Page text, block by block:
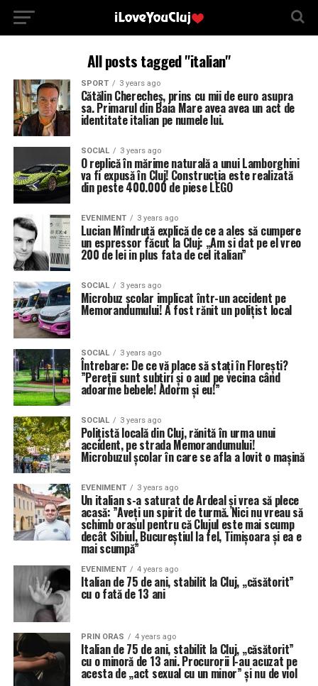
All posts tagged "italian"
SPORT 3 years ago
Cătălin Cherecheș, prins cu mii de euro asupra
sa. Primarul din Baia Mare avea avea un act de
identitate italian pe numele lui.
SOCIAL 3 years ago
O replică în mărime naturală a unui Lamborghini
va fi expusă în Cluj! Construcția este realizată
din peste 400.000 de piese LEGO
EVENIMENT 3 years ago
Lucian Mîndruță explică de ce a ales să cumpere
un espressor făcut la Cluj: „Am si dat pe el vreo
200 de lei in plus fata de cel italian”
SOCIAL 3 years ago
Microbuz școlar implicat într-un accident pe
Memorandumului! A fost rănit un polițist local
SOCIAL 3 years ago
Întrebare: De ce vă place să stați în Florești?
”Pereții sunt subțiri și o aud pe vecina când
adoarme bebele! Adorm și eu!”
SOCIAL 3 years ago
Polițistă locală din Cluj, rănită în urma unui
accident, pe strada Memorandumului!
Microbuzul școlar în care se afla a lovit o mașină
EVENIMENT 3 years ago
Un italian s-a saturat de Ardeal și vrea să plece
acasă: ”Aveți un spirit de turmă. Nici nu vreau să
schimb orașul pentru că Clujul este mai scump
decât Sibiul, Bucureștiul la fel, Timișoara și ea e
mai scumpă”
EVENIMENT 4 years ago
Italian de 75 de ani, stabilit la Cluj, „căsătorit”
cu o fată de 13 ani
PRIN ORAS 4 years ago
Italian de 75 de ani, stabilit la Cluj, „căsătorit”
cu o minoră de 13 ani. Procurorii l-au acuzat pe
acesta de „act sexual cu un minor” și nu de viol